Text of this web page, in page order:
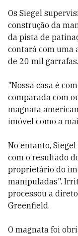
Os Siegel
construção da
da pista de
contará com uma
de 20 mil garrafas.
"Nossa casa é
comparada com
magnata
imóvel como a
No entanto,
com o resultado
proprietário do
manipuladas".
processou a
Greenfield.
O magnata foi